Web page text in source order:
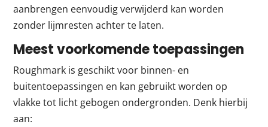
aanbrengen eenvoudig verwijderd kan worden
zonder lijmresten achter te laten.
Meest voorkomende toepassingen
Roughmark is geschikt voor binnen- en
buitentoepassingen en kan gebruikt worden op
vlakke tot licht gebogen ondergronden. Denk hierbij
aan: